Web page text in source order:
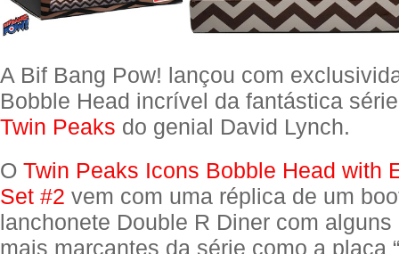
A Bif Bang Pow! lançou com
Bobble Head incrível da fantástica
Twin Peaks do genial David Lynch.
O Twin Peaks Icons Bobble Head with
Set #2 vem com uma réplica de um
lanchonete Double R Diner com
mais marcantes da série como a placa